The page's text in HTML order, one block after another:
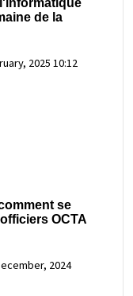
de la
2025 10:12
se
OCTA
2024